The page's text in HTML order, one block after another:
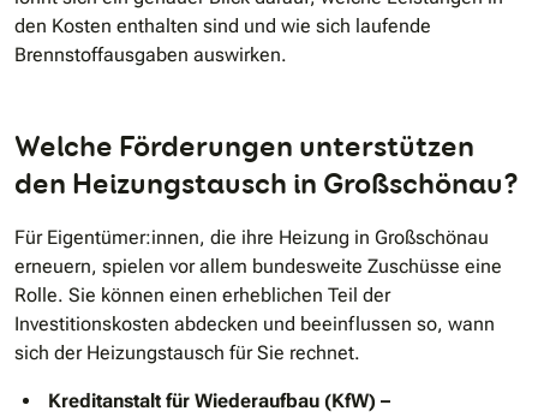
den Kosten enthalten sind und wie sich laufende
Brennstoffausgaben auswirken.
Welche Förderungen unterstützen
den Heizungstausch in Großschönau?
Für Eigentümer:innen, die ihre Heizung in Großschönau
erneuern, spielen vor allem bundesweite Zuschüsse eine
Rolle. Sie können einen erheblichen Teil der
Investitionskosten abdecken und beeinflussen so, wann
sich der Heizungstausch für Sie rechnet.
Kreditanstalt für Wiederaufbau (KfW) –